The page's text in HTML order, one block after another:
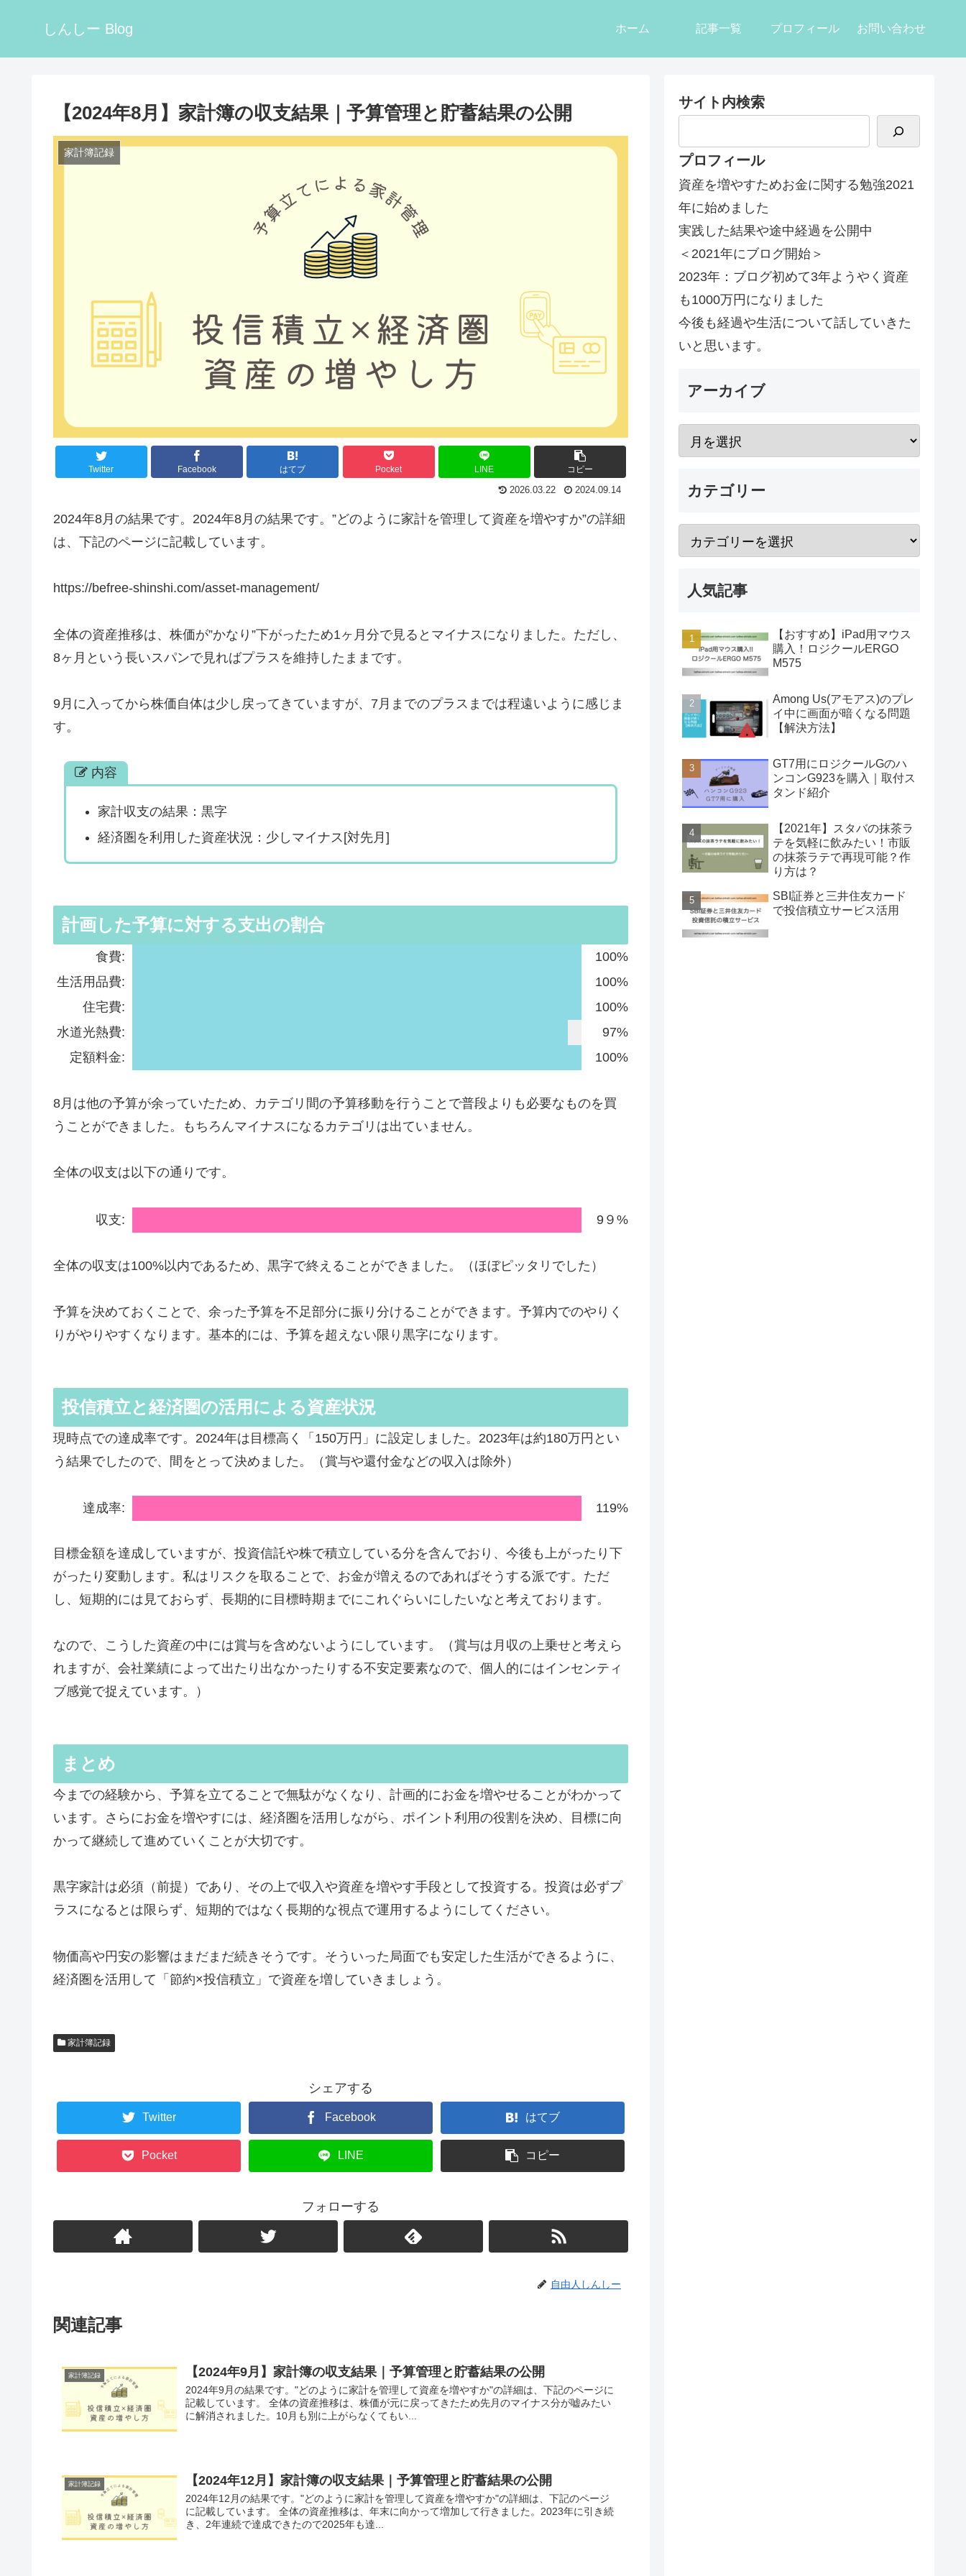
しんしー Blog ホーム 記事一覧 プロフィール お問い合わせ
【2024年8月】家計簿の収支結果｜予算管理と貯蓄結果の公開
家計簿記録
Twitter Facebook はてブ Pocket LINE コピー
2026.03.22 2024.09.14
2024年8月の結果です。2024年8月の結果です。”どのように家計を管理して資産を増やすか”の詳細
は、下記のページに記載しています。
https://befree-shinshi.com/asset-management/
全体の資産推移は、株価が”かなり”下がったため1ヶ月分で見るとマイナスになりました。ただし、
8ヶ月という長いスパンで見ればプラスを維持したままです。
9月に入ってから株価自体は少し戻ってきていますが、7月までのプラスまでは程遠いように感じま
す。
内容
家計収支の結果：黒字
経済圏を利用した資産状況：少しマイナス[対先月]
計画した予算に対する支出の割合
食費:
100%
生活用品費:
100%
住宅費:
100%
水道光熱費:
97%
定額料金:
100%
8月は他の予算が余っていたため、カテゴリ間の予算移動を行うことで普段よりも必要なものを買
うことができました。もちろんマイナスになるカテゴリは出ていません。
全体の収支は以下の通りです。
収支: 9９%
全体の収支は100%以内であるため、黒字で終えることができました。（ほぼピッタリでした）
予算を決めておくことで、余った予算を不足部分に振り分けることができます。予算内でのやりく
りがやりやすくなります。基本的には、予算を超えない限り黒字になります。
投信積立と経済圏の活用による資産状況
現時点での達成率です。2024年は目標高く「150万円」に設定しました。2023年は約180万円とい
う結果でしたので、間をとって決めました。（賞与や還付金などの収入は除外）
達成率: 119%
目標金額を達成していますが、投資信託や株で積立している分を含んでおり、今後も上がったり下
がったり変動します。私はリスクを取ることで、お金が増えるのであればそうする派です。ただ
し、短期的には見ておらず、長期的に目標時期までにこれぐらいにしたいなと考えております。
なので、こうした資産の中には賞与を含めないようにしています。（賞与は月収の上乗せと考えら
れますが、会社業績によって出たり出なかったりする不安定要素なので、個人的にはインセンティ
ブ感覚で捉えています。）
まとめ
今までの経験から、予算を立てることで無駄がなくなり、計画的にお金を増やせることがわかって
います。さらにお金を増やすには、経済圏を活用しながら、ポイント利用の役割を決め、目標に向
かって継続して進めていくことが大切です。
黒字家計は必須（前提）であり、その上で収入や資産を増やす手段として投資する。投資は必ずプ
ラスになるとは限らず、短期的ではなく長期的な視点で運用するようにしてください。
物価高や円安の影響はまだまだ続きそうです。そういった局面でも安定した生活ができるように、
経済圏を活用して「節約×投信積立」で資産を増していきましょう。
家計簿記録
シェアする
Twitter Facebook はてブ
Pocket LINE コピー
フォローする
自由人しんしー
関連記事
家計簿記録 【2024年9月】家計簿の収支結果｜予算管理と貯蓄結果の公開
2024年9月の結果です。"どのように家計を管理して資産を増やすか"の詳細は、下記のページに
記載しています。 全体の資産推移は、株価が元に戻ってきたため先月のマイナス分が嘘みたい
に解消されました。10月も別に上がらなくてもい...
家計簿記録 【2024年12月】家計簿の収支結果｜予算管理と貯蓄結果の公開
2024年12月の結果です。"どのように家計を管理して資産を増やすか"の詳細は、下記のページ
に記載しています。 全体の資産推移は、年末に向かって増加して行きました。2023年に引き続
き、2年連続で達成できたので2025年も達...
サイト内検索
プロフィール
資産を増やすためお金に関する勉強2021
年に始めました
実践した結果や途中経過を公開中
＜2021年にブログ開始＞
2023年：ブログ初めて3年ようやく資産
も1000万円になりました
今後も経過や生活について話していきた
いと思います。
アーカイブ
カテゴリー
人気記事
【おすすめ】iPad用マウス
購入！ロジクールERGO
M575
Among Us(アモアス)のプレ
イ中に画面が暗くなる問題
【解決方法】
GT7用にロジクールGのハ
ンコンG923を購入｜取付ス
タンド紹介
【2021年】スタバの抹茶ラ
テを気軽に飲みたい！市販
の抹茶ラテで再現可能？作
り方は？
SBI証券と三井住友カード
で投信積立サービス活用